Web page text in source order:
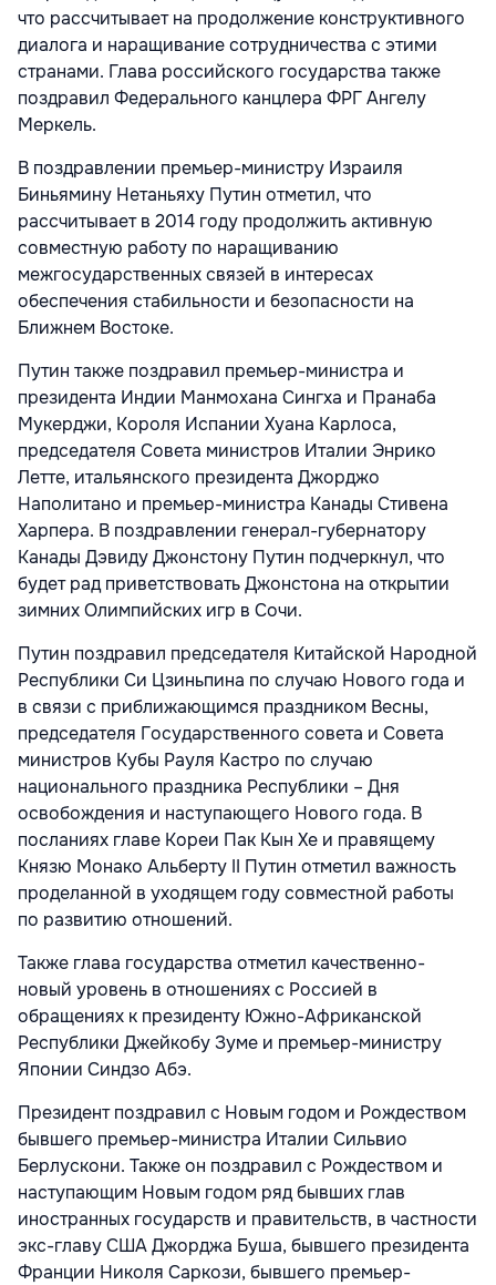
что рассчитывает на продолжение конструктивного
диалога и наращивание сотрудничества с этими
странами. Глава российского государства также
поздравил Федерального канцлера ФРГ Ангелу
Меркель.
В поздравлении премьер-министру Израиля
Биньямину Нетаньяху Путин отметил, что
рассчитывает в 2014 году продолжить активную
совместную работу по наращиванию
межгосударственных связей в интересах
обеспечения стабильности и безопасности на
Ближнем Востоке.
Путин также поздравил премьер-министра и
президента Индии Манмохана Сингха и Пранаба
Мукерджи, Короля Испании Хуана Карлоса,
председателя Совета министров Италии Энрико
Летте, итальянского президента Джорджо
Наполитано и премьер-министра Канады Стивена
Харпера. В поздравлении генерал-губернатору
Канады Дэвиду Джонстону Путин подчеркнул, что
будет рад приветствовать Джонстона на открытии
зимних Олимпийских игр в Сочи.
Путин поздравил председателя Китайской Народной
Республики Си Цзиньпина по случаю Нового года и
в связи с приближающимся праздником Весны,
председателя Государственного совета и Совета
министров Кубы Рауля Кастро по случаю
национального праздника Республики – Дня
освобождения и наступающего Нового года. В
посланиях главе Кореи Пак Кын Хе и правящему
Князю Монако Альберту II Путин отметил важность
проделанной в уходящем году совместной работы
по развитию отношений.
Также глава государства отметил качественно-
новый уровень в отношениях с Россией в
обращениях к президенту Южно-Африканской
Республики Джейкобу Зуме и премьер-министру
Японии Синдзо Абэ.
Президент поздравил с Новым годом и Рождеством
бывшего премьер-министра Италии Сильвио
Берлускони. Также он поздравил с Рождеством и
наступающим Новым годом ряд бывших глав
иностранных государств и правительств, в частности
экс-главу США Джорджа Буша, бывшего президента
Франции Николя Саркози, бывшего премьер-